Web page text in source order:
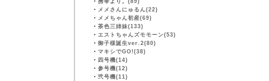
・ 携帯より。(89)
・ メメさんにゅるん(22)
・ メメちゃん初産(69)
・ 茶色三姉妹(133)
・ エストちゃんズモモーン(53)
・ 御子様誕生ver.2(80)
・ マキシでGO!(38)
・ 四号機(14)
・ 参号機(12)
・ 弐号機(11)